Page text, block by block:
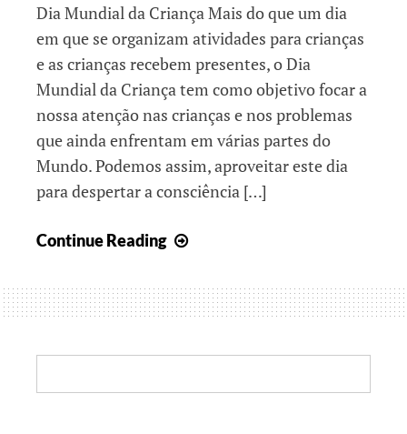
Dia Mundial da Criança Mais do que um dia
em que se organizam atividades para crianças
e as crianças recebem presentes, o Dia
Mundial da Criança tem como objetivo focar a
nossa atenção nas crianças e nos problemas
que ainda enfrentam em várias partes do
Mundo. Podemos assim, aproveitar este dia
para despertar a consciência […]
Continue Reading
Criança
e
histórias